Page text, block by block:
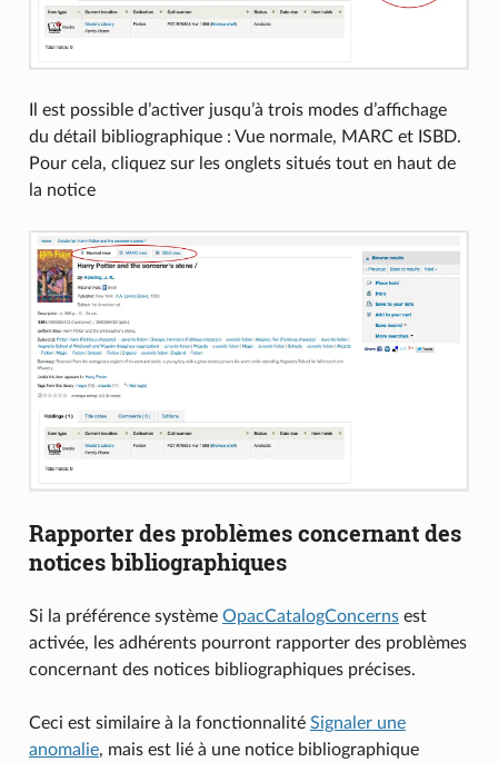
Il est possible d’activer jusqu’à trois modes d’affichage
du détail bibliographique : Vue normale, MARC et ISBD.
Pour cela, cliquez sur les onglets situés tout en haut de
la notice
Rapporter des problèmes concernant des
notices bibliographiques
Si la préférence système OpacCatalogConcernsest
activée, les adhérents pourront rapporter des problèmes
concernant des notices bibliographiques précises.
Ceci est similaire à la fonctionnalité Signaler une
anomalie, mais est lié à une notice bibliographique